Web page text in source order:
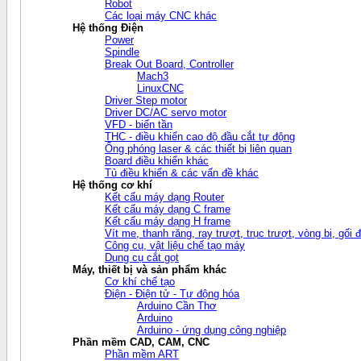
Robot
Các loại máy CNC khác
Hệ thống Điện
Power
Spindle
Break Out Board, Controller
Mach3
LinuxCNC
Driver Step motor
Driver DC/AC servo motor
VFD - biến tần
THC - điều khiển cao độ đầu cắt tự động
Ống phóng laser & các thiết bị liên quan
Board điều khiển khác
Tủ điều khiển & các vấn đề khác
Hệ thống cơ khí
Kết cấu máy dạng Router
Kết cấu máy dạng C frame
Kết cấu máy dạng H frame
Vít me, thanh răng, ray trượt, trục trượt, vòng bi, gối
Công cụ, vật liệu chế tạo máy
Dụng cụ cắt gọt
Máy, thiết bị và sản phẩm khác
Cơ khí chế tạo
Điện - Điện tử - Tự động hóa
Arduino Cần Thơ
Arduino
Arduino - ứng dụng công nghiệp
Phần mềm CAD, CAM, CNC
Phần mềm ART